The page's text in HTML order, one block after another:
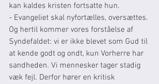
kan kaldes kristen fortsatte hun.
- Evangeliet skal nyfortælles, oversættes.
Og hertil kommer vores forståelse af
Syndefaldet: vi er ikke blevet som Gud til
at kende godt og ondt, kun Vorherre har
sandheden. Vi mennesker tager stadig
væk fejl. Derfor hører en kritisk